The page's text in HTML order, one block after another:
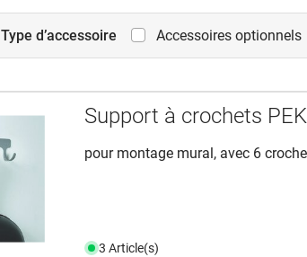
Type d’accessoire Accessoires optionnels
Support à crochets
pour montage mural, avec 6
3 Article(s)